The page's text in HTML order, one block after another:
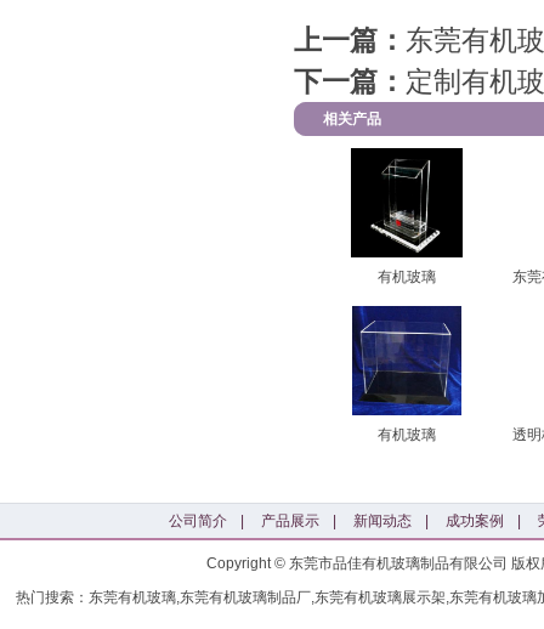
上一篇： 东莞有机
下一篇： 定制有机
相关产品
有机玻璃
有机玻璃
公司简介 产品展示 新闻动态 成功案例
Copyright © 东莞市品佳有机玻璃制品有限公司 版
热门搜索：东莞有机玻璃,东莞有机玻璃制品厂,东莞有机玻璃展示架,东莞有机玻